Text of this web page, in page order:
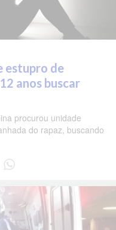
estupro de
anos buscar
procurou unidade
do rapaz, buscando